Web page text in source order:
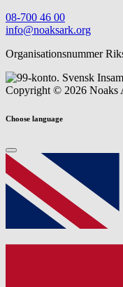
08-700 46 00
info@noaksark.org
Organisationsnummer
Copyright © 2026 Noaks
Choose language